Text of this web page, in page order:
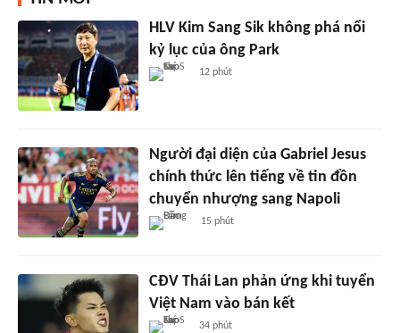
HLV Kim Sang Sik không phá nổi
kỷ lục của ông Park
12 phút
Người đại diện của Gabriel Jesus
chính thức lên tiếng về tin đồn
chuyển nhượng sang Napoli
15 phút
CĐV Thái Lan phản ứng khi tuyển
Việt Nam vào bán kết
34 phút